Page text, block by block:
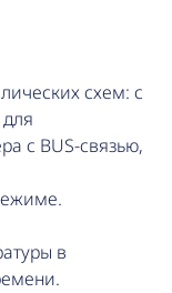
схем: с
с BUS-связью,
в